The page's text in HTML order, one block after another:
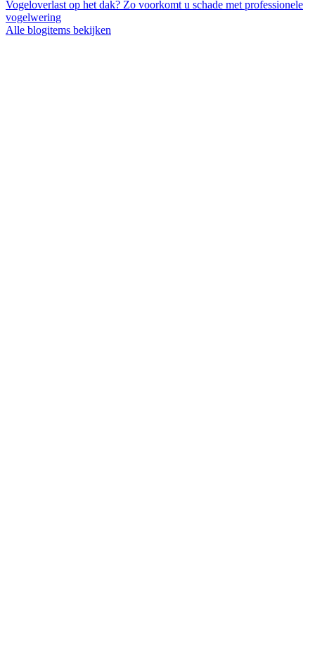
Vogeloverlast op het dak? Zo voorkomt u schade met professionele
vogelwering
Alle blogitems bekijken